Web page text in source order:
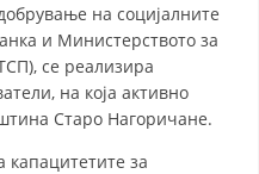
ЦКРМ
на социјалните
и Министерството за
се реализира
на која активно
Старо Нагоричане.
капацитетите за